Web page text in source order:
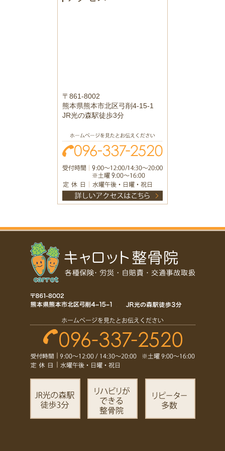
〒861-8002
熊本県熊本市北区弓削4-15-1
JR光の森駅徒歩3分